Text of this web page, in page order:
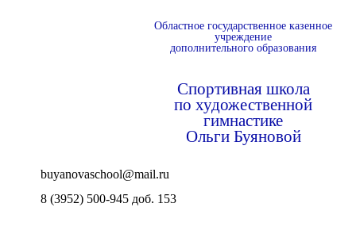
Областное государственное казенное
учреждение
дополнительного образования
Спортивная школа
по художественной
гимнастике
Ольги Буяновой
buyanovaschool@mail.ru
8 (3952) 500-945 доб. 153